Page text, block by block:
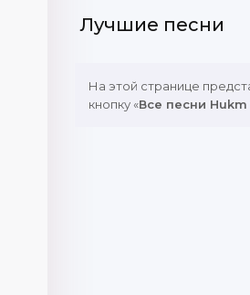
Лучшие песни
На этой странице
кнопку «Все песни